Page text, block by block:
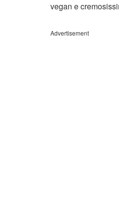
vegan e
Advertisement